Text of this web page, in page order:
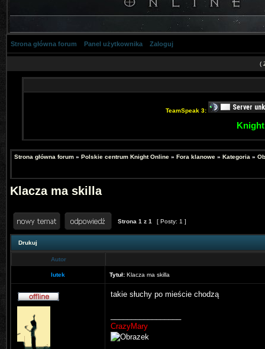
Strona główna forum Panel użytkownika Zaloguj
(
TeamSpeak 3:
Strona główna forum » Polskie centrum Knight Online » Fora klanowe » Kategoria »
Klacza ma skilla
Strona 1 z 1 [ Posty: 1 ]
Drukuj
Autor
lutek Tytuł: Klacza ma skilla
takie słuchy po mieście chodzą
CrazyMary